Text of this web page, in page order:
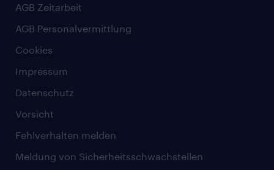
AGB Zeitarbeit
AGB Personalvermittlung
Cookies
Impressum
Datenschutz
Vorsicht
Fehlverhalten melden
Meldung von Sicherheitsschwachstellen